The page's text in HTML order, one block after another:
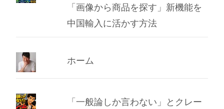
「画像から商品を探す」新機能を
中国輸入に活かす方法
ホーム
「一般論しか言わない」とクレー